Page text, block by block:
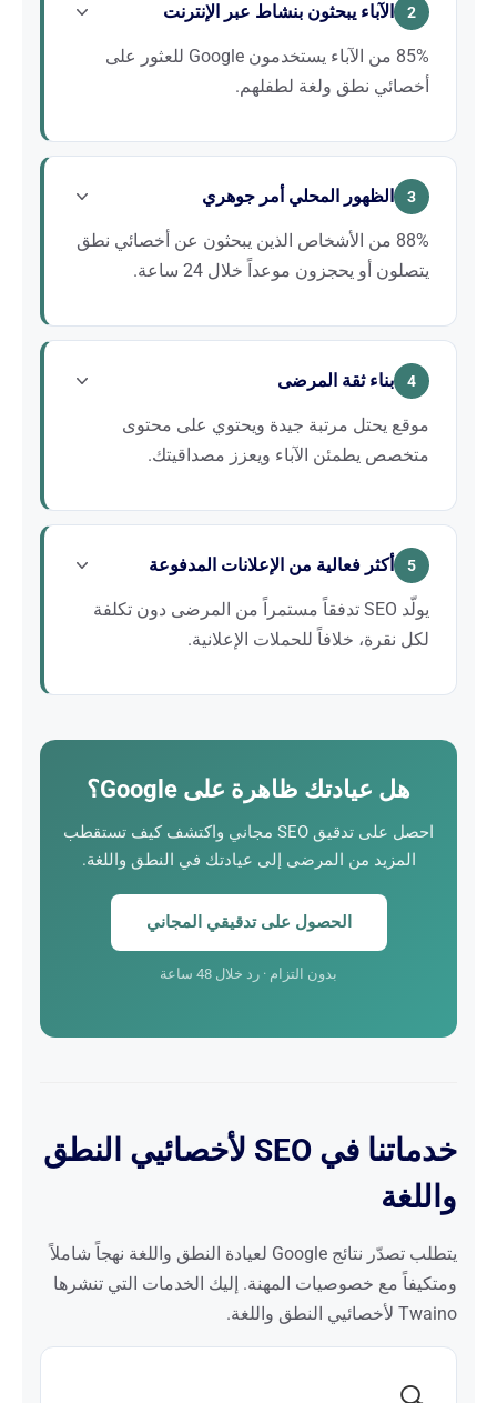
والمعلمين والأطباء المرضى إلى أخصائيي النطق واللغة.
الآباء يبحثون بنشاط عبر الإنترنت
85% من الآباء يستخدمون Google للعثور على
أخصائي نطق ولغة لطفلهم.
عندما يوصي طبيب أو معلم بإجراء تقييم للنطق، يكون رد
وقريب منهم. إن لم تظهر عيادتك في النتائج، فإن هؤلاء
الظهور المحلي أمر جوهري
88% من الأشخاص الذين يبحثون عن أخصائي نطق
يتصلون أو يحجزون موعداً خلال 24 ساعة.
عمليات البحث عن أخصائيي النطق واللغة محلية بطبيعتها.
يضعك SEO المحلي في مقدمة هذه البحوث القريبة، ضمن
بناء ثقة المرضى
موقع يحتل مرتبة جيدة ويحتوي على محتوى
متخصص يطمئن الآباء ويعزز مصداقيتك.
يعهد الآباء برعاية أطفالهم إلى متخصص موثوق. موقع
اضطرابات اللغة وأساليب إعادة التأهيل لديك، يبني هذه
أكثر فعالية من الإعلانات المدفوعة
يولّد SEO تدفقاً مستمراً من المرضى دون تكلفة
لكل نقرة، خلافاً للحملات الإعلانية.
في عيادة النطق واللغة، يكون ميزانية التسويق محدودة
بمجرد تحسين ترتيب موقعك، يواصل استقطاب المرضى
شهراً بعد شهر دون نفقات إعلانية إضافية.
هل عيادتك ظاهرة على Google؟
احصل على تدقيق SEO مجاني واكتشف كيف تستقطب
المزيد من المرضى إلى عيادتك في النطق واللغة.
الحصول على تدقيقي المجاني
بدون التزام · رد خلال 48 ساعة
خدماتنا في SEO لأخصائيي النطق
واللغة
يتطلب تصدّر نتائج Google لعيادة النطق واللغة نهجاً شاملاً
ومتكيفاً مع خصوصيات المهنة. إليك الخدمات التي تنشرها
Twaino لأخصائيي النطق واللغة.